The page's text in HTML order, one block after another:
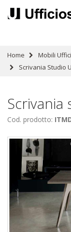
Home Mobili
Scrivania Studio
Cod. prodotto: